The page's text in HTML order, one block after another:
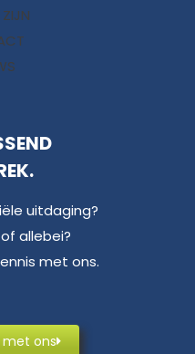
uitdaging?
allebei?
met ons.
met ons